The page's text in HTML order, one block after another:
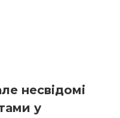
несвідомі
у